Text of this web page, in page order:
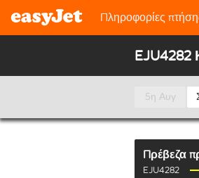
Πληροφορίες
EJU4282
5η Αυγ
Πρέβεζα
EJU4282